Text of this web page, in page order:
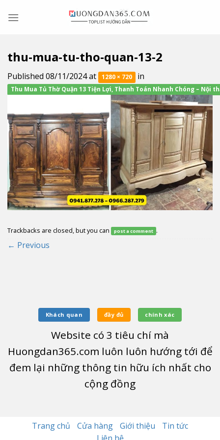
thu-mua-tu-tho-quan-13-2
Published 08/11/2024at 1280 × 720 in
Thu Mua Tủ Thờ Quận 13 Tiện Lợi, Thanh Toán Nhanh Chóng – Nội
Trackbacks are closed, but you can post a comment .
← Previous
Khách quan đầy đủ chính xác
Website có 3 tiêu chí mà
Huongdan365.com luôn luôn hướng tới để
đem lại những thông tin hữu ích nhất cho
cộng đồng
Trang chủ Cửa hàng Giới thiệu
Tin tức